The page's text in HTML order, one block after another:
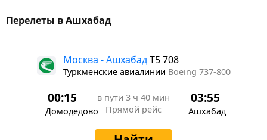
Перелеты в Ашхабад
Москва - АшхабадT5 708
Туркменские авиалинии Boeing 737-800
00:15
Домодедово
в пути 3 ч 40 мин
Прямой рейс
03:55
Ашхабад